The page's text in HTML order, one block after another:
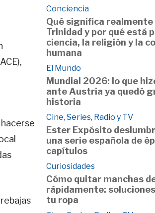
Conciencia
Qué significa
Trinidad y por qué está
ciencia, la religión y la
humana
El Mundo
Mundial 2026: lo que
ante Austria ya quedó
historia
Cine, Series, Radio y TV
Ester Expósito
una serie española de
capítulos
Curiosidades
Cómo quitar manchas
rápidamente:
tu ropa